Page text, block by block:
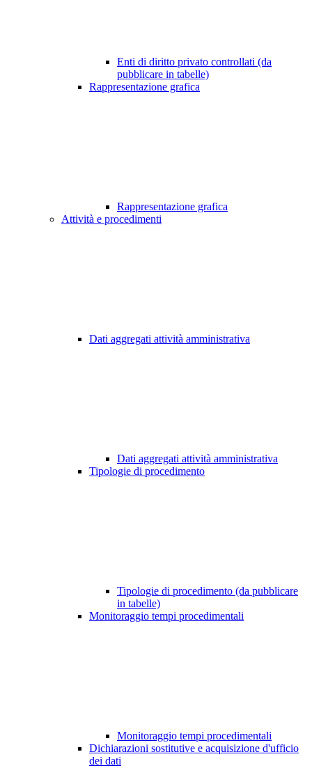
Enti di diritto privato controllati (da
pubblicare in tabelle)
Rappresentazione grafica
Rappresentazione grafica
Attività e procedimenti
Dati aggregati attività amministrativa
Dati aggregati attività amministrativa
Tipologie di procedimento
Tipologie di procedimento (da pubblicare
in tabelle)
Monitoraggio tempi procedimentali
Monitoraggio tempi procedimentali
Dichiarazioni sostitutive e acquisizione d'ufficio
dei dati